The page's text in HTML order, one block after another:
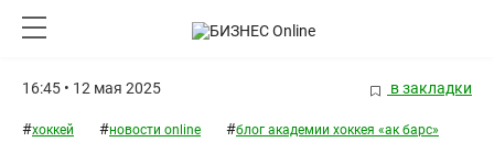
16:45 • 12 мая 2025 в закладки
#хоккей #новости online #блог академии хоккея «ак барс»